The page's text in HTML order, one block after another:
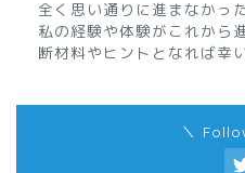
全く思い通りに進まなかっ
私の経験や体験がこれから
断材料やヒントとなれば幸
＼